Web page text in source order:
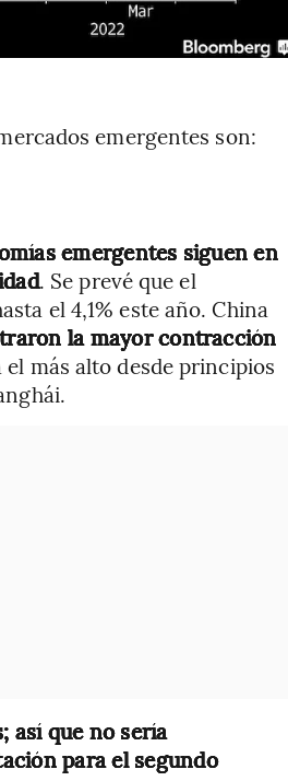
emergentes son:
emergentes siguen en
. Se prevé que el
el 4,1% este año. China
la mayor contracción
más alto desde principios
así que no sería
para el segundo